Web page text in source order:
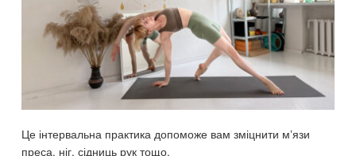
Це інтервальна практика допоможе вам зміцнити мʼязи
преса, ніг, сідниць рук тощо.